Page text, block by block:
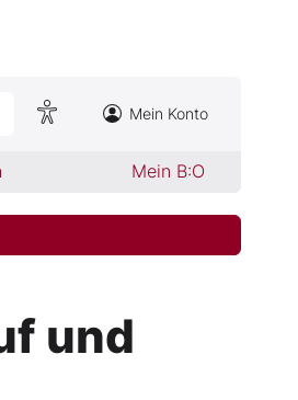
Mein Konto
Mein B:O
und